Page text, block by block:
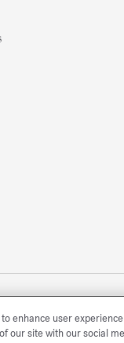
enhance user
our site with our social